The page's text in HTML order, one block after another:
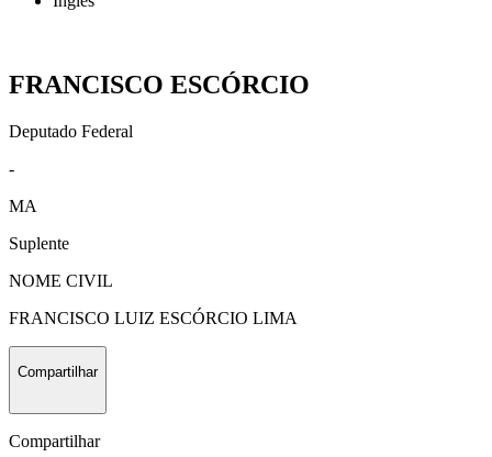
FRANCISCO ESCÓRCIO
Deputado Federal
-
MA
Suplente
NOME CIVIL
FRANCISCO LUIZ ESCÓRCIO LIMA
Compartilhar
Compartilhar